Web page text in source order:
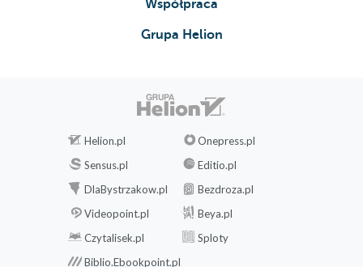
Współpraca
Grupa Helion
Helion.pl
Onepress.pl
Sensus.pl
Editio.pl
DlaBystrzakow.pl
Bezdroza.pl
Videopoint.pl
Beya.pl
Czytalisek.pl
Sploty
Biblio.Ebookpoint.pl